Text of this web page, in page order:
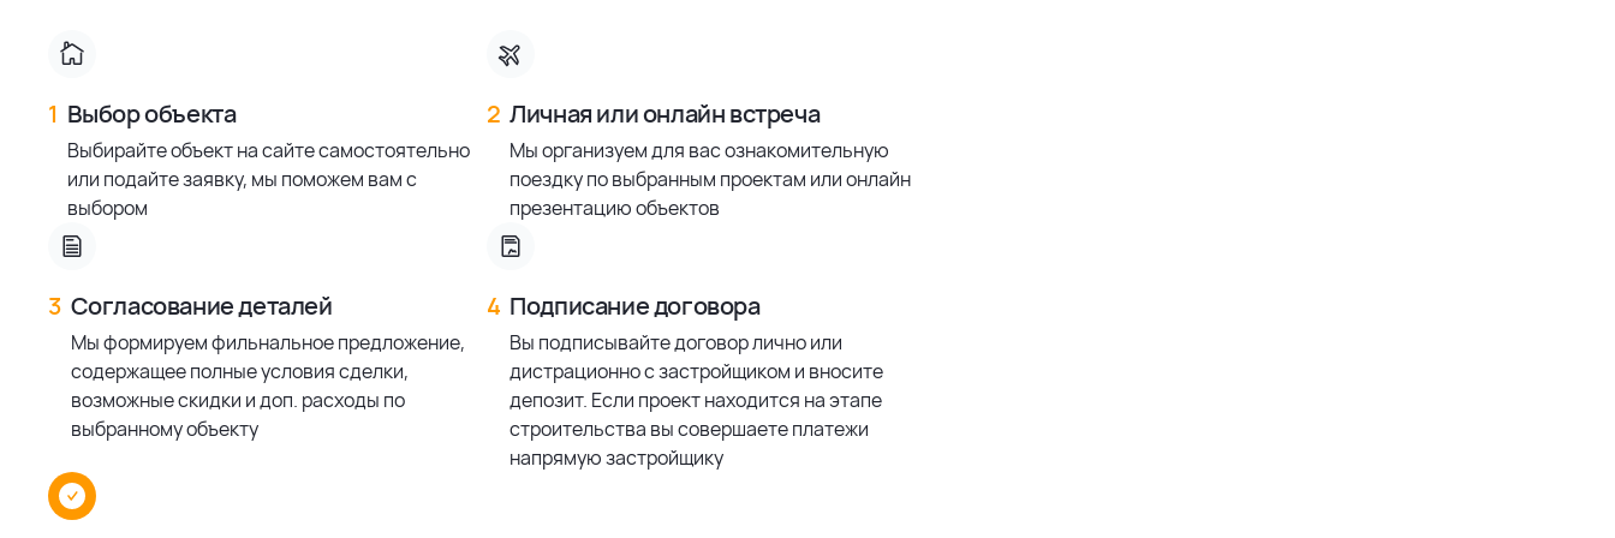
1 Выбор объекта
Выбирайте объект на сайте самостоятельно
или подайте заявку, мы поможем вам с
выбором
2 Личная или онлайн встреча
Мы организуем для вас ознакомительную
поездку по выбранным проектам или онлайн
презентацию объектов
3 Согласование деталей
Мы формируем фильнальное предложение,
содержащее полные условия сделки,
возможные скидки и доп. расходы по
выбранному объекту
4 Подписание договора
Вы подписывайте договор лично или
дистрационно с застройщиком и вносите
депозит. Если проект находится на этапе
строительства вы совершаете платежи
напрямую застройщику